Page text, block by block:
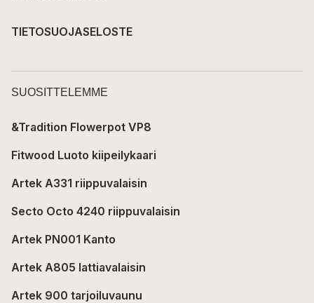
TIETOSUOJASELOSTE
SUOSITTELEMME
&Tradition Flowerpot VP8
Fitwood Luoto kiipeilykaari
Artek A331 riippuvalaisin
Secto Octo 4240 riippuvalaisin
Artek PN001 Kanto
Artek A805 lattiavalaisin
Artek 900 tarjoiluvaunu